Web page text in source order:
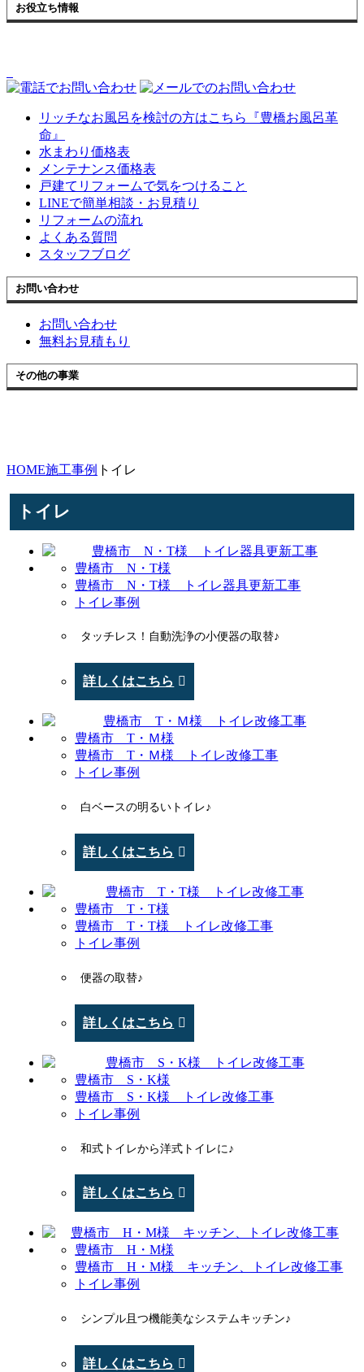
お役立ち情報
リッチなお風呂を検討の方はこちら『豊橋お風呂革
命』
水まわり価格表
メンテナンス価格表
戸建てリフォームで気をつけること
LINEで簡単相談・お見積り
リフォームの流れ
よくある質問
スタッフブログ
お問い合わせ
お問い合わせ
無料お見積もり
その他の事業
HOME施工事例 トイレ
トイレ
豊橋市 N・T様
豊橋市 N・T様 トイレ器具更新工事
トイレ事例
タッチレス！自動洗浄の小便器の取替♪
詳しくはこちら
豊橋市 T・Ｍ様
豊橋市 T・Ｍ様 トイレ改修工事
トイレ事例
白ベースの明るいトイレ♪
詳しくはこちら
豊橋市 T・T様
豊橋市 T・T様 トイレ改修工事
トイレ事例
便器の取替♪
詳しくはこちら
豊橋市 S・K様
豊橋市 S・K様 トイレ改修工事
トイレ事例
和式トイレから洋式トイレに♪
詳しくはこちら
豊橋市 H・M様
豊橋市 H・M様 キッチン、トイレ改修工事
トイレ事例
シンプル且つ機能美なシステムキッチン♪
詳しくはこちら